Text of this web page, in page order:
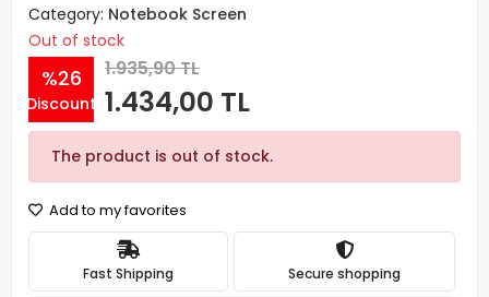
Category: Notebook Screen
Out of stock
%26
Discount
1.935,90 TL
1.434,00 TL
The product is out of stock.
Add to my favorites
Fast Shipping Secure shopping